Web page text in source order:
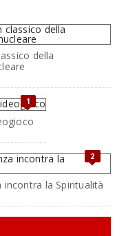
della
1
2
incontra la Spiritualità